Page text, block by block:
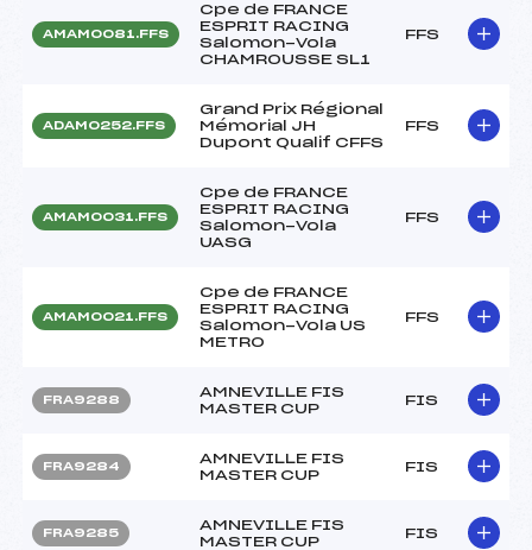
AMAM0081.FFS
Cpe de FRANCE
ESPRIT RACING
Salomon-Vola
CHAMROUSSE SL1
FFS
ADAM0252.FFS
Grand Prix Régional
Mémorial JH
Dupont Qualif CFFS
FFS
AMAM0031.FFS
Cpe de FRANCE
ESPRIT RACING
Salomon-Vola
UASG
FFS
AMAM0021.FFS
Cpe de FRANCE
ESPRIT RACING
Salomon-Vola US
METRO
FFS
FRA9288
AMNEVILLE FIS
MASTER CUP
FIS
FRA9284
AMNEVILLE FIS
MASTER CUP
FIS
FRA9285
AMNEVILLE FIS
MASTER CUP
FIS